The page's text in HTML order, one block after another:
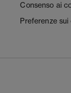
Consenso ai
Preferenze